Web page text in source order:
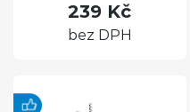
239 Kč
bez DPH